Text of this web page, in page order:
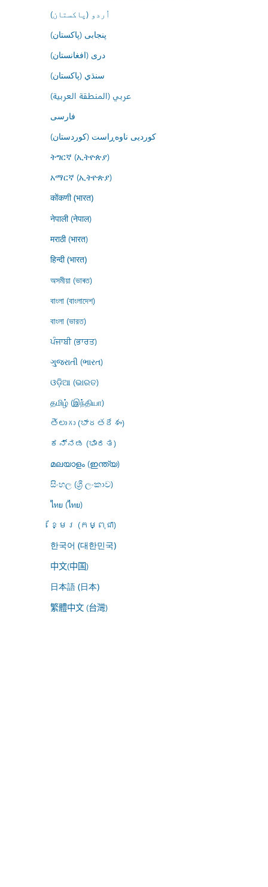
اُردو (پاکستان)
پنجابی (پاکستان)
درى (افغانستان)
سنڌي (پاکستان)
عربي (المنطقة العربية)
فارسى
کوردیی ناوەڕاست (کوردستان)
ትግርኛ (ኢትዮጵያ)
አማርኛ (ኢትዮጵያ)
कोंकणी (भारत)
नेपाली (नेपाल)
मराठी (भारत)
हिन्दी (भारत)
অসমীয়া (ভাৰত)
বাংলা (বাংলাদেশ)
বাংলা (ভারত)
ਪੰਜਾਬੀ (ਭਾਰਤ)
ગુજરાતી (ભારત)
ଓଡ଼ିଆ (ଭାରତ)
தமிழ் (இந்தியா)
తెలుగు (భారతదేశం)
ಕನ್ನಡ (ಭಾರತ)
മലയാളം (ഇന്ത്യ)
සිංහල (ශ්‍රී ලංකාව)
ไทย (ไทย)
ខ្មែរ (កម្ពុជា)
한국어 (대한민국)
中文(中国)
日本語 (日本)
繁體中文 (台灣)